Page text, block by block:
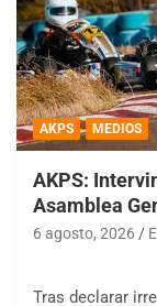
AKPS MEDIOS
AKPS:
Asamblea
6 agosto, 2026
Tras declarar